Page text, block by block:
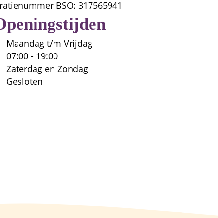
BSO: 317565941
Maandag t/m Vrijdag
07:00 - 19:00
Zaterdag en Zondag
Gesloten